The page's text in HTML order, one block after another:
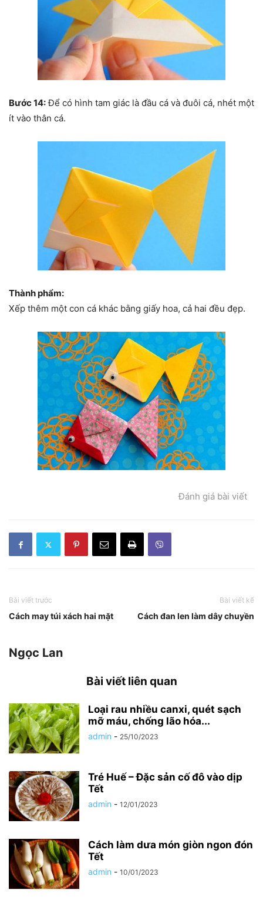
Bước 14:Để có hình tam giác là đầu cá và đuôi cá, nhét một
ít vào thân cá.
Thành phẩm:
Xếp thêm một con cá khác bằng giấy hoa, cả hai đều đẹp.
Đánh giá bài viết
Bài viết trước
Cách may túi xách hai mặt
Bài viết kế
Cách đan len làm dây chuyền
Ngọc Lan
Bài viết liên quan
Loại rau nhiều canxi, quét sạch
mỡ máu, chống lão hóa...
admin - 25/10/2023
Tré Huế – Đặc sản cố đô vào dịp
Tết
admin - 12/01/2023
Cách làm dưa món giòn ngon đón
Tết
admin - 10/01/2023